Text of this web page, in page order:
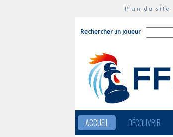
Plan du site
Rechercher un joueur
ACCUEIL DÉCOUVRIR